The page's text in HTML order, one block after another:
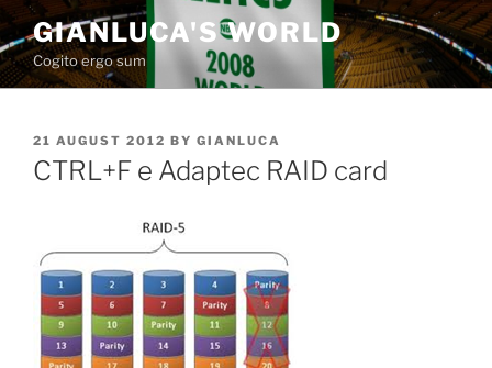
Skip
to
content
GIANLUCA'S WORLD
Cogito ergo sum
POSTED
ON
21 AUGUST 2012 BY GIANLUCA
CTRL+F e Adaptec RAID card